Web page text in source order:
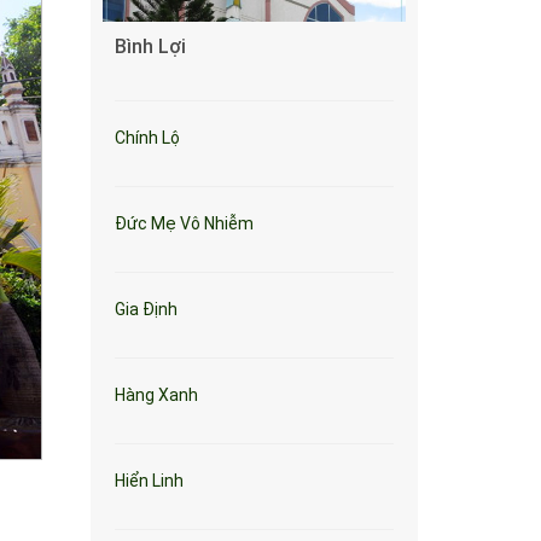
Bình Lợi
Chính Lộ
Đức Mẹ Vô Nhiễm
Gia Định
Hàng Xanh
Hiển Linh